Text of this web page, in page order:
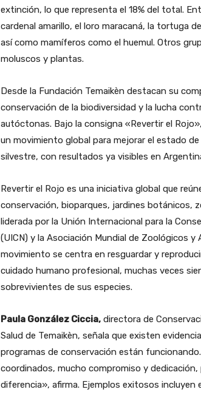
extinción, lo que representa el 18% del total.
cardenal amarillo, el loro maracaná, la tortuga
así como mamíferos como el huemul. Otros
moluscos y plantas.
Desde la Fundación Temaikèn destacan su
conservación de la biodiversidad y la lucha
autóctonas. Bajo la consigna «Revertir el
un movimiento global para mejorar el estado
silvestre, con resultados ya visibles en
Revertir el Rojo es una iniciativa global que
conservación, bioparques, jardines botánicos,
liderada por la Unión Internacional para la
(UICN) y la Asociación Mundial de Zoológicos y
movimiento se centra en resguardar y
cuidado humano profesional, muchas veces
sobrevivientes de sus especies.
Paula González Ciccia,directora de
Salud de Temaikèn, señala que existen
programas de conservación están
coordinados, mucho compromiso y dedicación,
diferencia», afirma. Ejemplos exitosos incluyen